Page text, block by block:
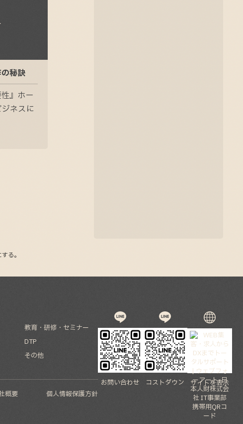
秘訣
』ホー
ネスに
る。
教育・研修・セミナー
DTP
その他
概要 個人情報保護方針
お問い合わせ コストダウン サイトを表示